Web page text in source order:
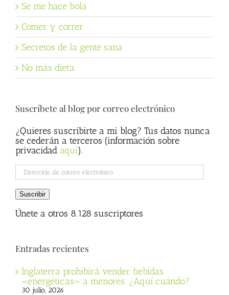
Se me hace bola
Comer y correr
Secretos de la gente sana
No más dieta
Suscríbete al blog por correo electrónico
¿Quieres suscribirte a mi blog? Tus datos nunca
se cederán a terceros (información sobre
privacidad aqui).
Dirección
de
correo
electrónico
Suscribir
Únete a otros 8.128 suscriptores
Entradas recientes
Inglaterra prohibirá vender bebidas
«energéticas» a menores. ¿Aquí cuándo?
30 julio, 2026